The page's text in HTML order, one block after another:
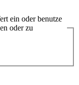
ein oder benutze
oder zu